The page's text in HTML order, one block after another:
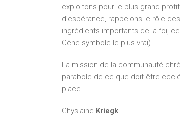
exploitons pour le plus grand
d’espérance, rappelons le rôle
ingrédients importants de la foi,
Cène symbole le plus vrai).
La mission de la communauté
parabole de ce que doit être
place.
Ghyslaine Kriegk